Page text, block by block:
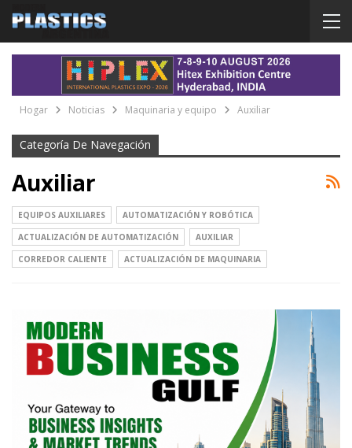
Hogar Noticias Maquinaria y equipo Auxiliar
Categoría De Navegación
Auxiliar
EQUIPOS AUXILIARES
AUTOMATIZACIÓN Y ROBÓTICA
ACTUALIZACIÓN DE AUTOMATIZACIÓN
AUXILIAR
CORREDOR CALIENTE
ACTUALIZACIÓN DE MAQUINARIA